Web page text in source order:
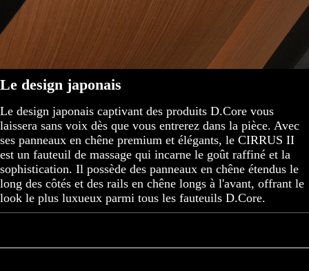
Le design japonais
Le design japonais captivant des produits D.Core vous
laissera sans voix dès que vous entrerez dans la pièce. Avec
ses panneaux en chêne premium et élégants, le CIRRUS II
est un fauteuil de massage qui incarne le goût raffiné et la
sophistication. Il possède des panneaux en chêne étendus le
long des côtés et des rails en chêne longs à l'avant, offrant le
look le plus luxueux parmi tous les fauteuils D.Core.